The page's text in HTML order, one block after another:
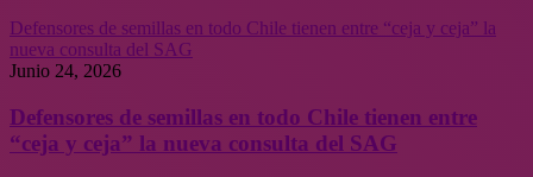
Defensores de semillas en todo Chile tienen entre “ceja y ceja” la
nueva consulta del SAG
Junio 24, 2026
Defensores de semillas en todo Chile tienen entre
“ceja y ceja” la nueva consulta del SAG